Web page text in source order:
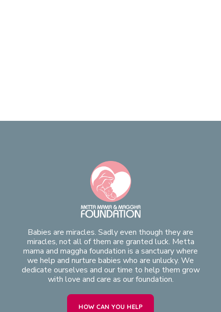
Babies are miracles. Sadly even though they are
miracles, not all of them are granted luck. Metta
mama and maggha foundation is a sanctuary where
we help and nurture babies who are unlucky. We
dedicate ourselves and our time to help them grow
with love and care as our foundation.
HOW CAN YOU HELP